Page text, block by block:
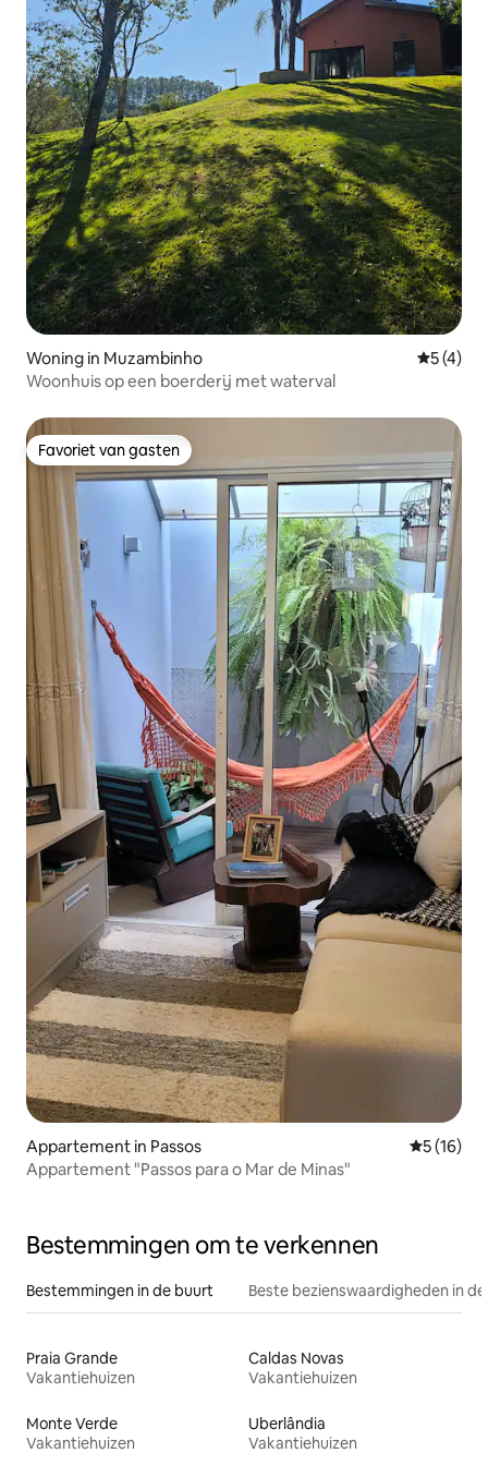
Woning in Muzambinho
5 (4)
Woonhuis op een boerderij met waterval
Favoriet van gasten
Favoriet van gasten
Appartement in Passos
5 (16)
Appartement "Passos para o Mar de Minas"
Bestemmingen om te verkennen
Bestemmingen in de buurt Beste bezienswaardigheden in
Praia Grande
Vakantiehuizen
Caldas Novas
Vakantiehuizen
Monte Verde
Vakantiehuizen
Uberlândia
Vakantiehuizen